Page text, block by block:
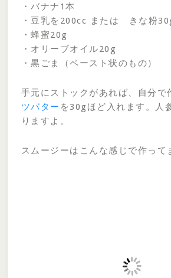
・バナナ1本
・豆乳を200cc または きな粉
・蜂蜜20g
・オリーブオイル20g
・黒ごま（ペースト状のもの）
手元にストックがあれば、自分で
ツバター を30gほど入れます。人
りますよ。
スムージーはこんな感じで作って